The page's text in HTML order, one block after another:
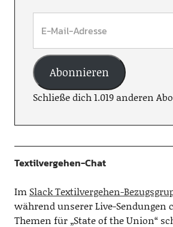
Abonnieren
Schließe dich 1.019 anderen
Textilvergehen-Chat
Im Slack Textilvergehen-
während unserer Live-Sendungen
Themen für „State of the Union“